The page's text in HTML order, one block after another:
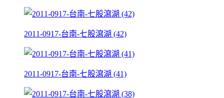
2011-0917-台南-七股瀉湖 (42)
2011-0917-台南-七股瀉湖 (41)